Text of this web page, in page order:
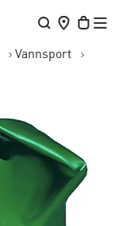
Vannsport